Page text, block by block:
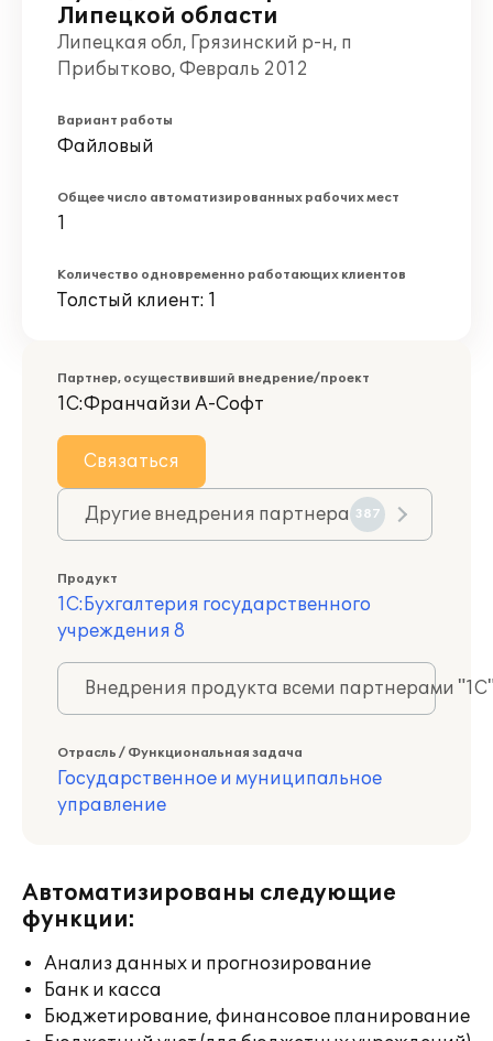
Липецкой области
Липецкая обл, Грязинский р-н, п
Прибытково, Февраль 2012
Вариант работы
Файловый
Общее число автоматизированных рабочих мест
1
Количество одновременно работающих клиентов
Толстый клиент: 1
Партнер, осуществивший внедрение/проект
1С:Франчайзи А-Софт
Связаться
Другие внедрения партнера 387
Продукт
1С:Бухгалтерия государственного
учреждения 8
Внедрения продукта всеми партнерами
Отрасль / Функциональная задача
Государственное и муниципальное
управление
Автоматизированы следующие
функции:
Анализ данных и прогнозирование
Банк и касса
Бюджетирование, финансовое планирование